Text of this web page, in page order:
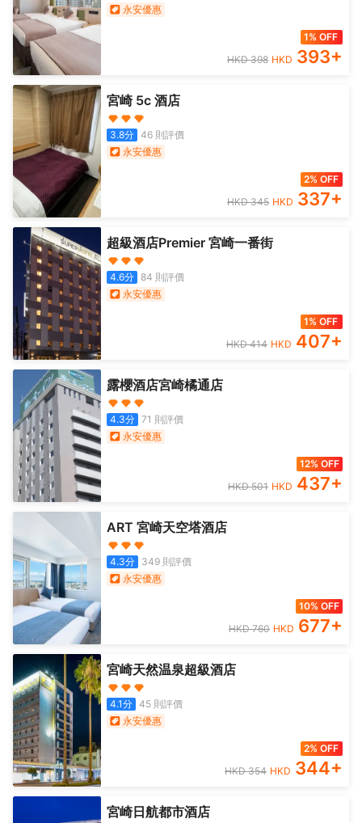
永安優惠
1% OFF
HKD398 HKD 393+
宮崎 5c 酒店
3.8分 46則評價
永安優惠
2% OFF
HKD345 HKD 337+
超級酒店Premier 宮崎一番街
4.6分 84 則評價
永安優惠
1% OFF
HKD414 HKD 407+
露櫻酒店宮崎橘通店
4.3分 71 則評價
永安優惠
12% OFF
HKD501 HKD 437+
ART 宮崎天空塔酒店
4.3分 349則評價
永安優惠
10% OFF
HKD760 HKD 677+
宮崎天然温泉超級酒店
4.1分 45則評價
永安優惠
2% OFF
HKD354 HKD 344+
宮崎日航都市酒店